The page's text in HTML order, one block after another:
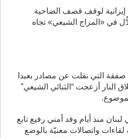
لوقف قصف الضاحية
في «المزاج الشيعي» تجاه
التي نقلت عن مصادر بعبدا
أزعجت “الثنائي الشيعي”
منذ أيام وفد أمني رفيع تابع
واتصالات معنيّة بالوضع